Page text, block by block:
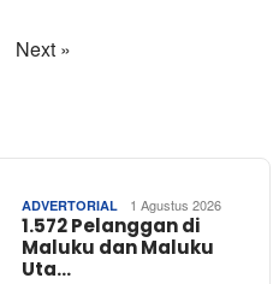
Next »
ADVERTORIAL 1 Agustus 2026
1.572 Pelanggan di
Maluku dan Maluku
Uta…